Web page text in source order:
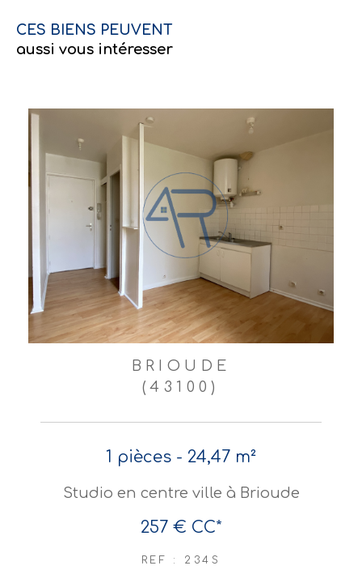
CES BIENS PEUVENT
aussi vous intéresser
BRIOUDE
(43100)
1 pièces - 24,47 m²
Studio en centre ville à Brioude
257 € CC*
REF : 234S